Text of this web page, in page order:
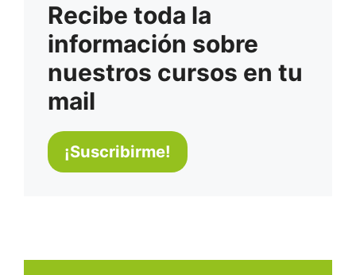
Recibe toda la
información sobre
nuestros cursos en tu
mail